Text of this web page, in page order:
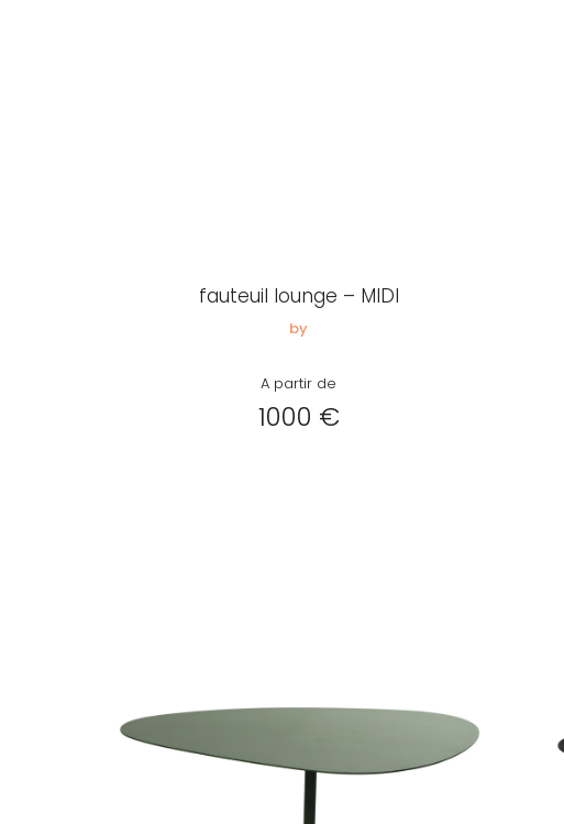
fauteuil lounge – MIDI
by
A partir de
1000 €